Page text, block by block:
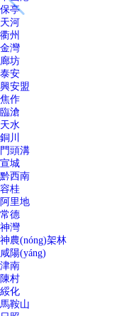
保亭
天河
衢州
金灣
廊坊
泰安
興安盟
焦作
臨滄
天水
銅川
門頭溝
宣城
黔西南
容桂
阿里地
常德
神灣
神農(nóng)架林
咸陽(yáng)
津南
陳村
綏化
馬鞍山